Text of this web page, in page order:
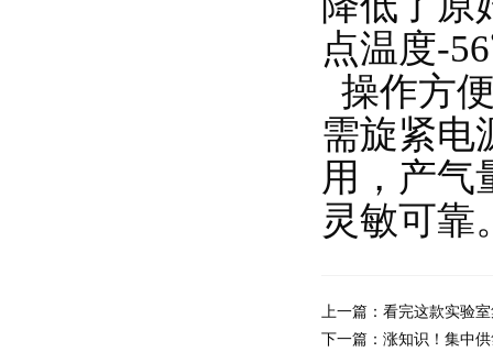
点温度-
操作方
需旋紧电
用，产气
灵敏可靠
上一篇： 看完这款实验
下一篇： 涨知识！集中